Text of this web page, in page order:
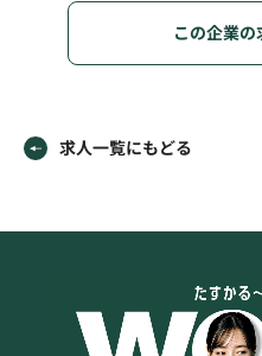
この企業の
求人一覧にもどる